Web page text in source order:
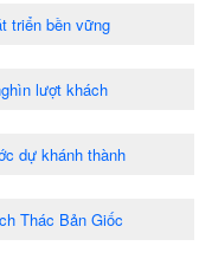
triển bền vững
lượt khách
dự khánh thành
Thác Bản Giốc